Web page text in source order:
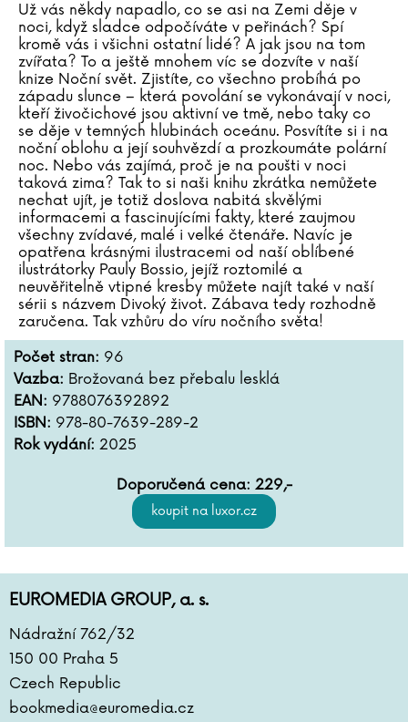
Už vás někdy napadlo, co se asi na Zemi děje v
noci, když sladce odpočíváte v peřinách? Spí
kromě vás i všichni ostatní lidé? A jak jsou na tom
zvířata? To a ještě mnohem víc se dozvíte v naší
knize Noční svět. Zjistíte, co všechno probíhá po
západu slunce – která povolání se vykonávají v noci,
kteří živočichové jsou aktivní ve tmě, nebo taky co
se děje v temných hlubinách oceánu. Posvítíte si i na
noční oblohu a její souhvězdí a prozkoumáte polární
noc. Nebo vás zajímá, proč je na poušti v noci
taková zima? Tak to si naši knihu zkrátka nemůžete
nechat ujít, je totiž doslova nabitá skvělými
informacemi a fascinujícími fakty, které zaujmou
všechny zvídavé, malé i velké čtenáře. Navíc je
opatřena krásnými ilustracemi od naší oblíbené
ilustrátorky Pauly Bossio, jejíž roztomilé a
neuvěřitelně vtipné kresby můžete najít také v naší
sérii s názvem Divoký život. Zábava tedy rozhodně
zaručena. Tak vzhůru do víru nočního světa!
Počet stran: 96
Vazba: Brožovaná bez přebalu lesklá
EAN: 9788076392892
ISBN: 978-80-7639-289-2
Rok vydání: 2025
Doporučená cena: 229,-
EUROMEDIA GROUP, a. s.
Nádražní 762/32
150 00 Praha 5
Czech Republic
bookmedia@euromedia.cz